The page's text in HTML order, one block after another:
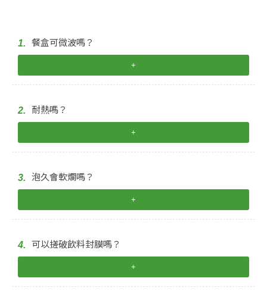
1. 餐盒可微波嗎？
+
2. 耐熱嗎？
+
3. 泡久會軟爛嗎？
+
4. 可以搓破飲料封膜嗎？
+